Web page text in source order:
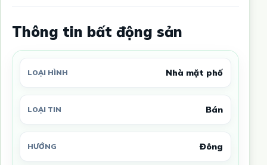
Thông tin bất động sản
LOẠI HÌNH Nhà mặt phố
LOẠI TIN Bán
HƯỚNG Đông